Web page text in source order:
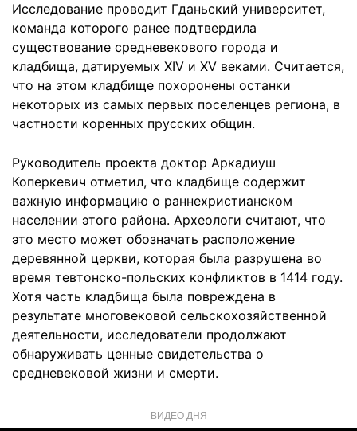
Исследование проводит Гданьский университет,
команда которого ранее подтвердила
существование средневекового города и
кладбища, датируемых XIV и XV веками. Считается,
что на этом кладбище похоронены останки
некоторых из самых первых поселенцев региона, в
частности коренных прусских общин.
Руководитель проекта доктор Аркадиуш
Коперкевич отметил, что кладбище содержит
важную информацию о раннехристианском
населении этого района. Археологи считают, что
это место может обозначать расположение
деревянной церкви, которая была разрушена во
время тевтонско-польских конфликтов в 1414 году.
Хотя часть кладбища была повреждена в
результате многовековой сельскохозяйственной
деятельности, исследователи продолжают
обнаруживать ценные свидетельства о
средневековой жизни и смерти.
ВИДЕО ДНЯ